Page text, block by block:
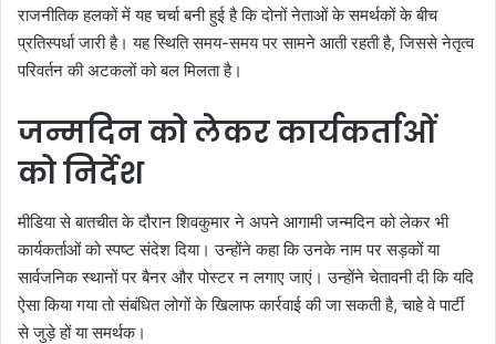
राजनीतिक हलकों में यह चर्चा बनी हुई है कि दोनों नेताओं के समर्थकों के बीच
प्रतिस्पर्धा जारी है। यह स्थिति समय-समय पर सामने आती रहती है, जिससे नेतृत्व
परिवर्तन की अटकलों को बल मिलता है।
जन्मदिन को लेकर कार्यकर्ताओं
को निर्देश
मीडिया से बातचीत के दौरान शिवकुमार ने अपने आगामी जन्मदिन को लेकर भी
कार्यकर्ताओं को स्पष्ट संदेश दिया। उन्होंने कहा कि उनके नाम पर सड़कों या
सार्वजनिक स्थानों पर बैनर और पोस्टर न लगाए जाएं। उन्होंने चेतावनी दी कि यदि
ऐसा किया गया तो संबंधित लोगों के खिलाफ कार्रवाई की जा सकती है, चाहे वे पार्टी
से जुड़े हों या समर्थक।